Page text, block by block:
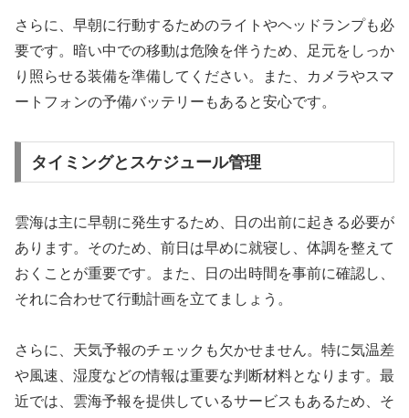
さらに、早朝に行動するためのライトやヘッドランプも必
要です。暗い中での移動は危険を伴うため、足元をしっか
り照らせる装備を準備してください。また、カメラやスマ
ートフォンの予備バッテリーもあると安心です。
タイミングとスケジュール管理
雲海は主に早朝に発生するため、日の出前に起きる必要が
あります。そのため、前日は早めに就寝し、体調を整えて
おくことが重要です。また、日の出時間を事前に確認し、
それに合わせて行動計画を立てましょう。
さらに、天気予報のチェックも欠かせません。特に気温差
や風速、湿度などの情報は重要な判断材料となります。最
近では、雲海予報を提供しているサービスもあるため、そ